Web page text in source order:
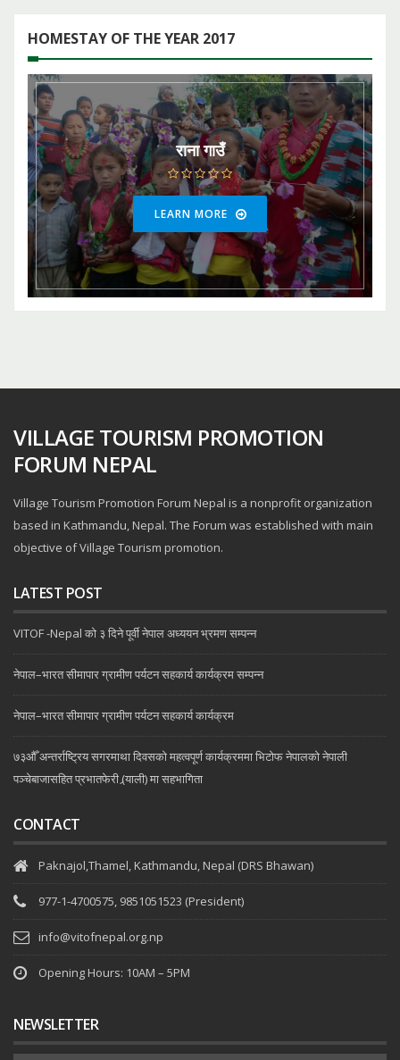
HOMESTAY OF THE YEAR 2017
राना गाउँ
LEARN MORE
VILLAGE TOURISM PROMOTION
FORUM NEPAL
Village Tourism Promotion Forum Nepal is a nonprofit organization
based in Kathmandu, Nepal. The Forum was established with main
objective of Village Tourism promotion.
LATEST POST
VITOF -Nepal को ३ दिने पूर्वी नेपाल अध्ययन भ्रमण सम्पन्न
नेपाल–भारत सीमापार ग्रामीण पर्यटन सहकार्य कार्यक्रम सम्पन्न
नेपाल–भारत सीमापार ग्रामीण पर्यटन सहकार्य कार्यक्रम
७३औँ अन्तर्राष्ट्रिय सगरमाथा दिवसको महत्वपूर्ण कार्यक्रममा भिटोफ नेपालको नेपाली
पञ्चेबाजासहित प्रभातफेरी (र्‍याली) मा सहभागिता
CONTACT
Paknajol,Thamel, Kathmandu, Nepal (DRS Bhawan)
977-1-4700575, 9851051523 (President)
info@vitofnepal.org.np
Opening Hours: 10AM – 5PM
NEWSLETTER